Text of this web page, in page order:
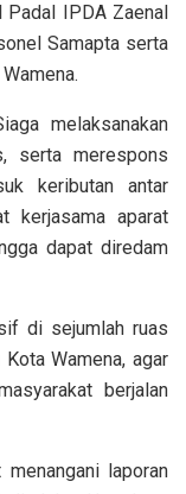
Padal IPDA Zaenal
Samapta serta
melaksanakan
serta merespons
keributan antar
kerjasama aparat
dapat diredam
di sejumlah ruas
Wamena, agar
berjalan
laporan